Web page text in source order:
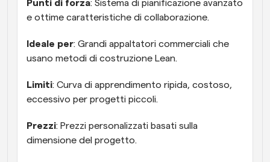
Punti di forza: Sistema di pianificazione avanzato
e ottime caratteristiche di collaborazione.
Ideale per: Grandi appaltatori commerciali che
usano metodi di costruzione Lean.
Limiti: Curva di apprendimento ripida, costoso,
eccessivo per progetti piccoli.
Prezzi: Prezzi personalizzati basati sulla
dimensione del progetto.